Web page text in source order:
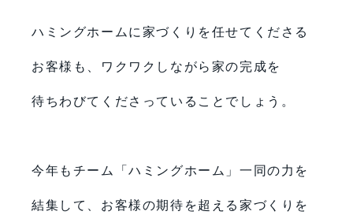
ハミングホームに家づくりを任せてくださる
お客様も、ワクワクしながら家の完成を
待ちわびてくださっていることでしょう。
今年もチーム「ハミングホーム」一同の力を
結集して、お客様の期待を超える家づくりを